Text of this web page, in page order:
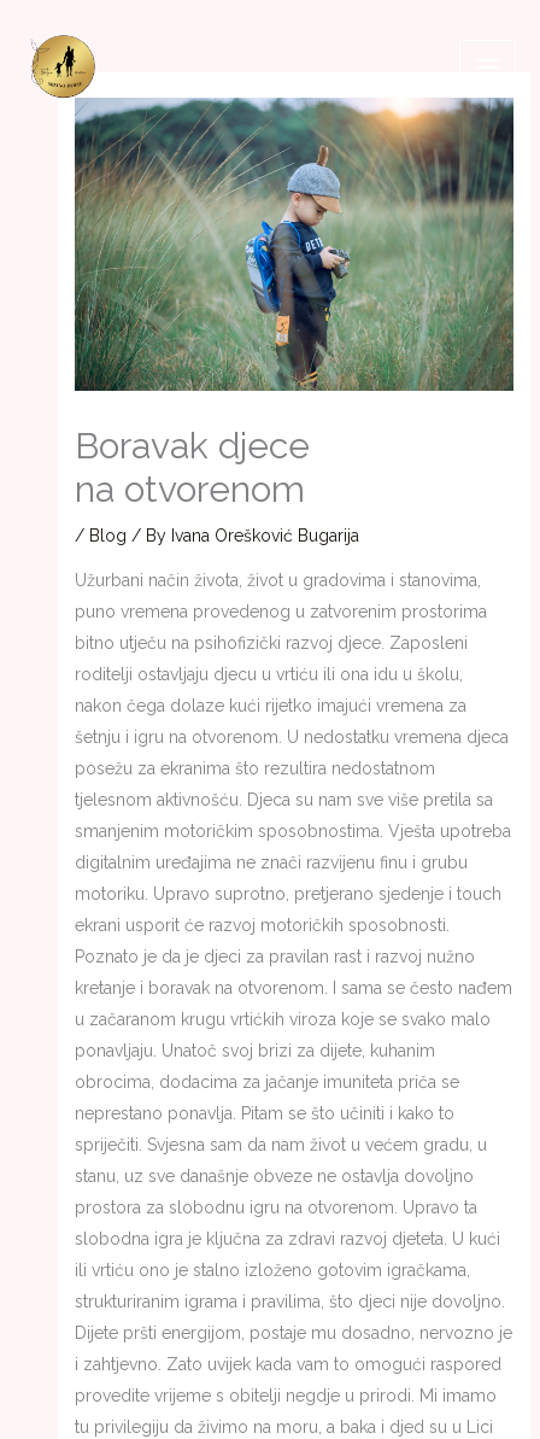
content
Boravak djece
na otvorenom
/ Blog / By Ivana Orešković Bugarija
Užurbani način života, život u gradovima i stanovima,
puno vremena provedenog u zatvorenim prostorima
bitno utječu na psihofizički razvoj djece. Zaposleni
roditelji ostavljaju djecu u vrtiću ili ona idu u školu,
nakon čega dolaze kući rijetko imajući vremena za
šetnju i igru na otvorenom. U nedostatku vremena djeca
posežu za ekranima što rezultira nedostatnom
tjelesnom aktivnošću. Djeca su nam sve više pretila sa
smanjenim motoričkim sposobnostima. Vješta upotreba
digitalnim uređajima ne znači razvijenu finu i grubu
motoriku. Upravo suprotno, pretjerano sjedenje i touch
ekrani usporit će razvoj motoričkih sposobnosti.
Poznato je da je djeci za pravilan rast i razvoj nužno
kretanje i boravak na otvorenom. I sama se često nađem
u začaranom krugu vrtićkih viroza koje se svako malo
ponavljaju. Unatoč svoj brizi za dijete, kuhanim
obrocima, dodacima za jačanje imuniteta priča se
neprestano ponavlja. Pitam se što učiniti i kako to
spriječiti. Svjesna sam da nam život u većem gradu, u
stanu, uz sve današnje obveze ne ostavlja dovoljno
prostora za slobodnu igru na otvorenom. Upravo ta
slobodna igra je ključna za zdravi razvoj djeteta. U kući
ili vrtiću ono je stalno izloženo gotovim igračkama,
strukturiranim igrama i pravilima, što djeci nije dovoljno.
Dijete pršti energijom, postaje mu dosadno, nervozno je
i zahtjevno. Zato uvijek kada vam to omogući raspored
provedite vrijeme s obitelji negdje u prirodi. Mi imamo
tu privilegiju da živimo na moru, a baka i djed su u Lici